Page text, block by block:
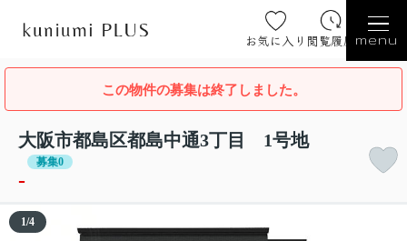
お気に入り 閲覧履歴 menu
この物件の募集は終了しました。
大阪市都島区都島中通3丁目 1号地
募集0
-
1/4